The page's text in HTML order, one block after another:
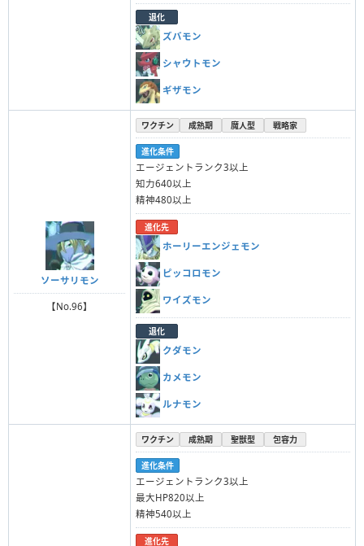
退化
ズバモン
シャウトモン
ギザモン
ソーサリモン
【No.96】
ワクチン 成熟期 魔人型 戦略家
進化条件
エージェントランク3以上
知力640以上
精神480以上
進化先
ホーリーエンジェモン
ピッコロモン
ワイズモン
退化
クダモン
カメモン
ルナモン
ワクチン 成熟期 聖獣型 包容力
進化条件
エージェントランク3以上
最大HP820以上
精神540以上
進化先